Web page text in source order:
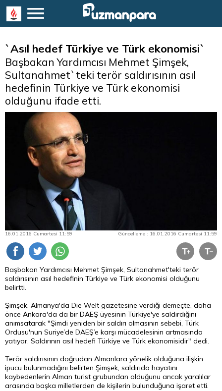
`Asıl hedef Türkiye ve Türk ekonomisi`
Başbakan Yardımcısı Mehmet Şimşek,
Sultanahmet`teki terör saldırısının asıl
hedefinin Türkiye ve Türk ekonomisi
olduğunu ifade etti.
16.01.2016 Cumartesi 11:59 Güncelleme : 16.01.2016 Cumartesi 11:59
Başbakan Yardımcısı Mehmet Şimşek, Sultanahmet'teki terör
saldırısının asıl hedefinin Türkiye ve Türk ekonomisi olduğunu
belirtti.
Şimşek, Almanya'da Die Welt gazetesine verdiği demeçte, daha
önce Ankara'da da bir DAEŞ üyesinin Türkiye'ye saldırdığını
anımsatarak "Şimdi yeniden bir saldırı olmasının sebebi, Türk
Ordusu'nun Suriye’de DAEŞ’e karşı mücadelesinin artmasında
yatıyor. Saldırının asıl hedefi Türkiye ve Türk ekonomisidir" dedi.
Terör saldırısının doğrudan Almanlara yönelik olduğuna ilişkin
ipucu bulunmadığını belirten Şimşek, saldırıda hayatını
kaybedenlerin Alman turist grubundan olduğunu ancak yaralılar
arasında başka milletlerden de kişilerin bulunduğuna işaret etti.